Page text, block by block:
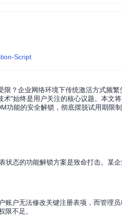
Script
？企业网络环境下传统激活方式频
术"始终是用户关注的核心议题。本
能的安全解锁，彻底摆脱试用期限制
态的功能解锁方案是致命打击。某
户无法修改关键注册表项，而管理
限不足。